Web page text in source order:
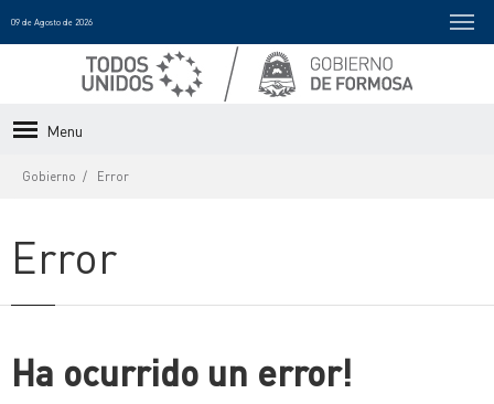
09 de Agosto de 2026
Menu
Gobierno Error
Error
Ha ocurrido un error!